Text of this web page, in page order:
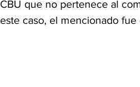
que no pertenece al
caso, el mencionado